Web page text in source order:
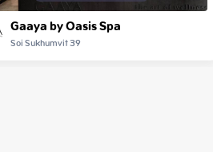
Gaaya by Oasis Spa
Soi Sukhumvit 39